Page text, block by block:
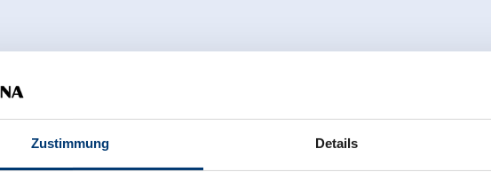
Zustimmung Details